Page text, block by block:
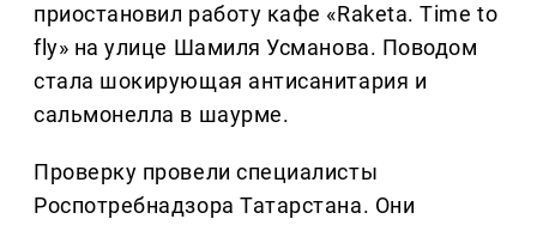
приостановил работу кафе «Raketa. Time to
fly» на улице Шамиля Усманова. Поводом
стала шокирующая антисанитария и
сальмонелла в шаурме.
Проверку провели специалисты
Роспотребнадзора Татарстана. Они